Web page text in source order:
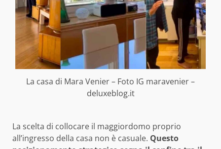
La casa di Mara Venier – Foto IG maravenier –
deluxeblog.it
La scelta di collocare il maggiordomo proprio
all’ingresso della casa non è casuale. Questo